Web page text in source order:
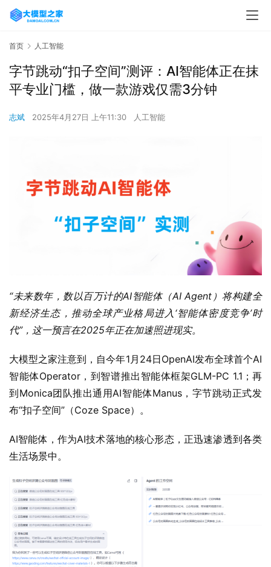
首页 人工智能
字节跳动“扣子空间”测评：AI智能体正在抹
平专业门槛，做一款游戏仅需3分钟
志斌 2025年4月27日 上午11:30 人工智能
“未来数年，数以百万计的AI智能体（AI Agent）将构建全
新经济生态，推动全球产业格局进入‘智能体密度竞争’时
代”，这一预言在2025年正在加速照进现实。
大模型之家注意到，自今年1月24日OpenAI发布全球首个AI
智能体‌Operator，到智谱‌推出智能体框架‌GLM-PC 1.1‌；再
到Monica团队推出通用AI智能体‌‌Manus，字节跳动正式发
布“扣子空间”（Coze Space）。
AI智能体，作为AI技术落地的核心形态，正迅速渗透到各类
生活场景中。